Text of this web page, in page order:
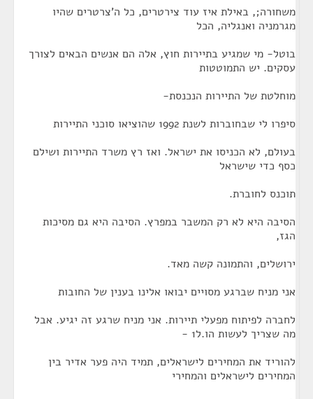
משחורה;, באילת איז עוד צירטרים, כל ה'צרטרים שהיו
מגרמניה ואנגליה, הכל
בוטל- מי שמגיע בתיירות חוץ, אלה הם אנשים הבאים לצורך
עסקים. יש התמוטטות
מוחלטת של התיירות הנכנסת-
סיפרו לי שבחוברות לשנת 1992 שהוציאו סוכני התיירות
בעולם, לא הכניסו את ישראל. ואז רץ משרד התיירות ושילם
כסף כדי שישראל
תוכנס לחוברת.
הסיבה היא לא רק המשבר במפרץ. הסיבה היא גם מסיכות
הגז,
ירושלים, והתמונה קשה מאד.
אני מניח שברגע מסויים יבואו אלינו בענין של החובות
לחברה לפיתוח מפעלי תיירות. אני מניח שרגע זה יגיע. אבל
מה שצריך לעשות הו.ל1 -
להוריד את המחירים לישראלים, תמיד היה פער אדיר בין
המחירים לישראלים והמחירי